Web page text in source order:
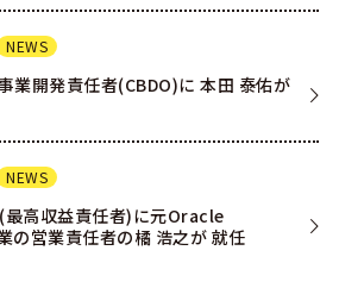
NEWS
業開発責任者(CBDO)に 本田 泰佑が
NEWS
高収益責任者)に元Oracle
営業責任者の橘 浩之が 就任